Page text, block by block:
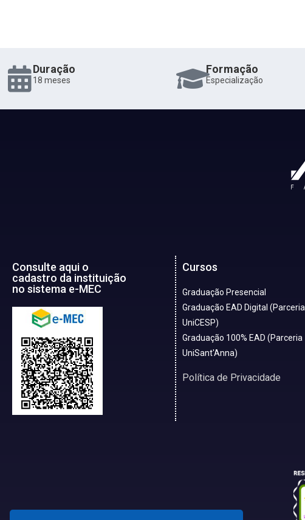
Duração
18 meses
Formação
Especialização
Consulte aqui o
cadastro da instituição
no sistema e-MEC
Cursos
Graduação Presencial
Graduação EAD Digital (Parceria
UniCESP)
Graduação 100% EAD (Parceria
UniSant'Anna)
Política de Privacidade